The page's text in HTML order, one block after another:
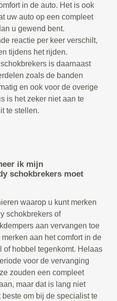
in de auto. Het is ook
uw auto op een compleet
u gewend bent.
reactie per keer verschilt,
tijdens het rijden.
is daarnaast
zoals de banden
en ook voor de overige
is het zeker niet aan te
te stellen.
ik mijn
schokbrekers moet
waarop u kunt merken
schokbrekers of
aan vervangen toe
aan het comfort in de
of hobbel tegenkomt. Helaas
voor de vervanging
zouden een compleet
maar dat is lang niet
om bij de specialist te